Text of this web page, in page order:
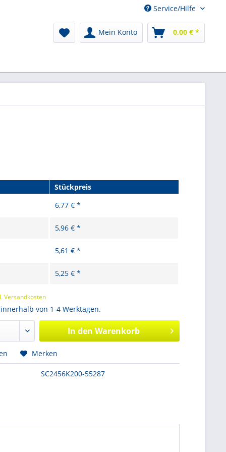
Service/Hilfe
Mein Konto 0,00 € *
Stückpreis
6,77 € *
5,96 € *
5,61 € *
5,25 € *
Versandkosten
von 1-4 Werktagen.
In den Warenkorb
Merken
SC2456K200-55287